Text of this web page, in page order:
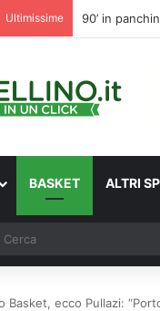
Ultimissime
BASKET ALTRI
Basket, ecco Pullazi: